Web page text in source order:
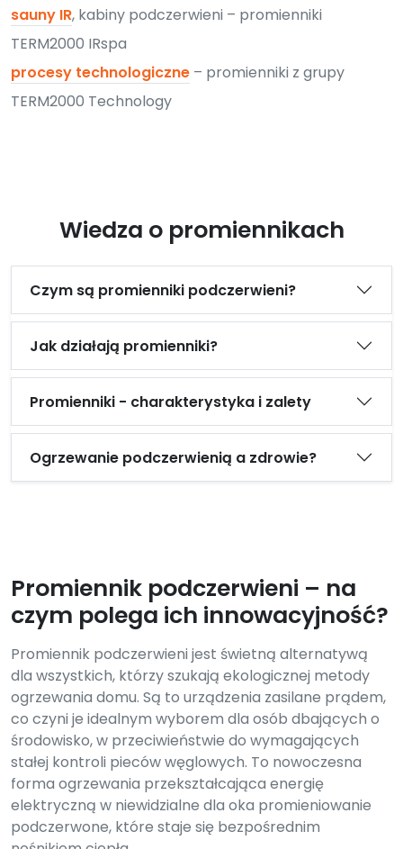
sauny IR, kabiny podczerwieni – promienniki
TERM2000 IRspa
procesy technologiczne – promienniki z grupy
TERM2000 Technology
Wiedza o promiennikach
Czym są promienniki podczerwieni?
Jak działają promienniki?
Promienniki - charakterystyka i zalety
Ogrzewanie podczerwienią a zdrowie?
Promiennik podczerwieni – na
czym polega ich innowacyjność?
Promiennik podczerwieni jest świetną alternatywą
dla wszystkich, którzy szukają ekologicznej metody
ogrzewania domu. Są to urządzenia zasilane prądem,
co czyni je idealnym wyborem dla osób dbających o
środowisko, w przeciwieństwie do wymagających
stałej kontroli pieców węglowych. To nowoczesna
forma ogrzewania przekształcająca energię
elektryczną w niewidzialne dla oka promieniowanie
podczerwone, które staje się bezpośrednim